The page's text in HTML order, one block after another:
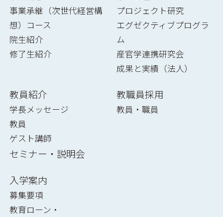
事業承継（次世代経営構
想）コース
院生紹介
修了生紹介
プロジェクト研究
エグゼクティブプログラ
ム
産官学連携研究会
成果と実績（法人）
教員紹介
学長メッセージ
教員
ゲスト講師
セミナー・説明会
教職員採用
教員・職員
入学案内
募集要項
教育ローン・